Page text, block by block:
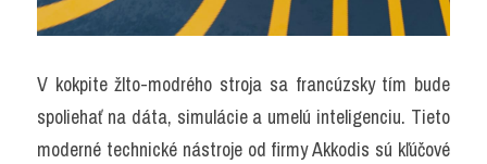
V kokpite žlto-modrého stroja sa francúzsky tím bude
spoliehať na dáta, simulácie a umelú inteligenciu. Tieto
moderné technické nástroje od firmy Akkodis sú kľúčové